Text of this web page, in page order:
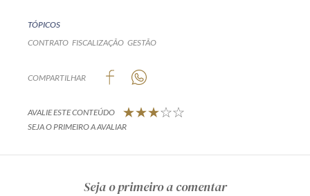
TÓPICOS
CONTRATO FISCALIZAÇÃO GESTÃO
COMPARTILHAR
AVALIE ESTE CONTEÚDO
SEJA O PRIMEIRO A AVALIAR
Seja o primeiro a comentar